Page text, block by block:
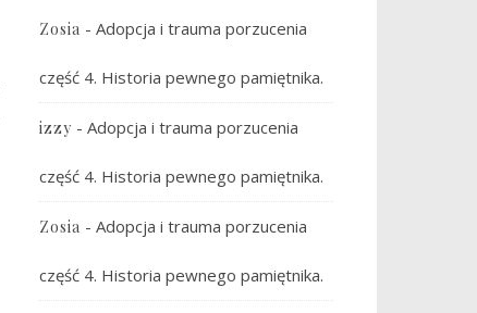
Zosia - Adopcja i trauma porzucenia
część 4. Historia pewnego pamiętnika.
izzy - Adopcja i trauma porzucenia
część 4. Historia pewnego pamiętnika.
Zosia - Adopcja i trauma porzucenia
część 4. Historia pewnego pamiętnika.